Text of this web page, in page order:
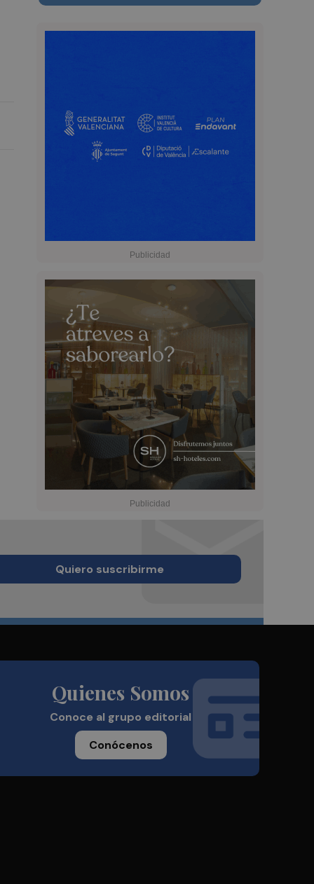
Quiero suscribirme
Quienes Somos
Conoce al grupo editorial
Conócenos